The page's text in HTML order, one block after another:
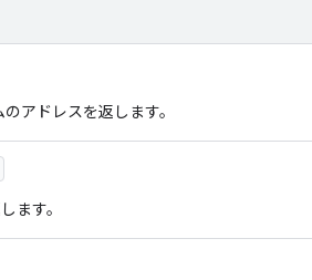
アドレスを返します。
ます。